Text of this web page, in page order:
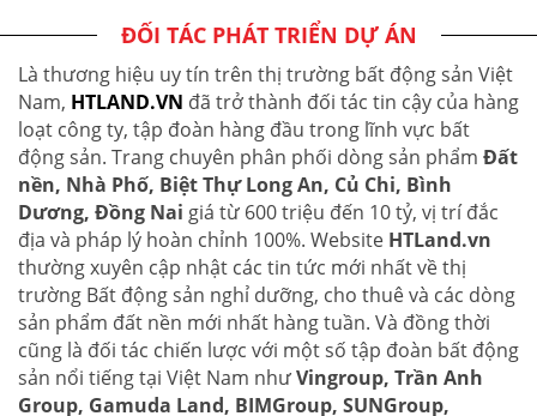
ĐỐI TÁC PHÁT TRIỂN DỰ ÁN
Là thương hiệu uy tín trên thị trường bất động sản Việt
Nam, HTLAND.VN đã trở thành đối tác tin cậy của hàng
loạt công ty, tập đoàn hàng đầu trong lĩnh vực bất
động sản. Trang chuyên phân phối dòng sản phẩm Đất
nền, Nhà Phố, Biệt Thự Long An, Củ Chi, Bình
Dương, Đồng Nai giá từ 600 triệu đến 10 tỷ, vị trí đắc
địa và pháp lý hoàn chỉnh 100%. Website HTLand.vn
thường xuyên cập nhật các tin tức mới nhất về thị
trường Bất động sản nghỉ dưỡng, cho thuê và các dòng
sản phẩm đất nền mới nhất hàng tuần. Và đồng thời
cũng là đối tác chiến lược với một số tập đoàn bất động
sản nổi tiếng tại Việt Nam nhưVingroup, Trần Anh
Group, Gamuda Land, BIMGroup, SUNGroup,